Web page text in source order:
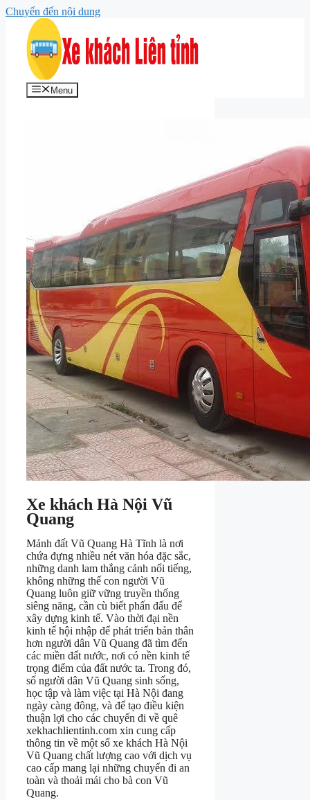
Chuyển đến nội dung
Menu
Xe khách Hà Nội Vũ
Quang
Mảnh đất Vũ Quang Hà Tĩnh là nơi
chứa đựng nhiều nét văn hóa đặc sắc,
những danh lam thắng cảnh nổi tiếng,
không những thế con người Vũ
Quang luôn giữ vững truyền thống
siêng năng, cần cù biết phấn đấu để
xây dựng kinh tế. Vào thời đại nền
kinh tế hội nhập để phát triển bản thân
hơn người dân Vũ Quang đã tìm đến
các miền đất nước, nơi có nền kinh tế
trọng điểm của đất nước ta. Trong đó,
số người dân Vũ Quang sinh sống,
học tập và làm việc tại Hà Nội đang
ngày càng đông, và để tạo điều kiện
thuận lợi cho các chuyến đi về quê
xekhachlientinh.com xin cung cấp
thông tin về một số xe khách Hà Nội
Vũ Quang chất lượng cao với dịch vụ
cao cấp mang lại những chuyến đi an
toàn và thoải mái cho bà con Vũ
Quang.